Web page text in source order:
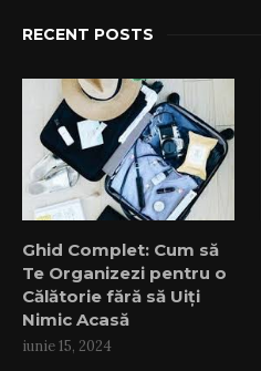
RECENT POSTS
Ghid Complet: Cum să
Te Organizezi pentru o
Călătorie fără să Uiți
Nimic Acasă
iunie 15, 2024